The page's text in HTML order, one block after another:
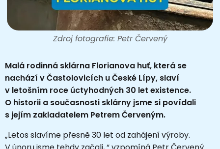
Zdroj fotografie: Petr Červený
Malá rodinná sklárna Florianova huť, která se
nachází v Častolovicích u České Lípy, slaví
v letošním roce úctyhodných 30 let existence.
O historii a současnosti sklárny jsme si povídali
s jejím zakladatelem Petrem Červeným.
„Letos slavíme přesně 30 let od zahájení výroby.